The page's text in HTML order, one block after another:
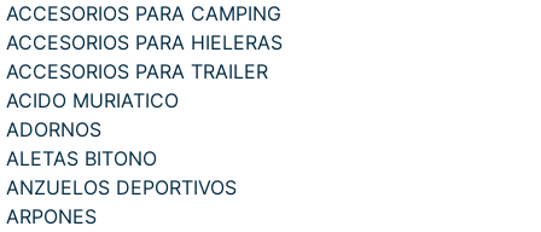
ACCESORIOS PARA CAMPING
ACCESORIOS PARA HIELERAS
ACCESORIOS PARA TRAILER
ACIDO MURIATICO
ADORNOS
ALETAS BITONO
ANZUELOS DEPORTIVOS
ARPONES